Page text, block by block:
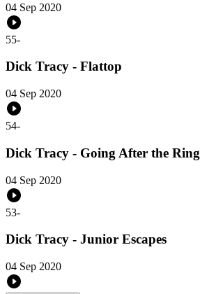
04 Sep 2020
55-
Dick Tracy - Flattop
04 Sep 2020
54-
Dick Tracy - Going After the Ring
04 Sep 2020
53-
Dick Tracy - Junior Escapes
04 Sep 2020